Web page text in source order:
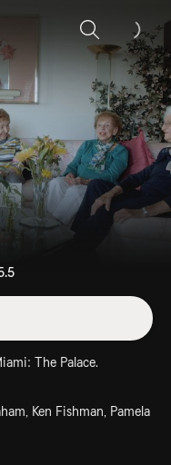
Sök
The Palace.
Ken Fishman, Pamela